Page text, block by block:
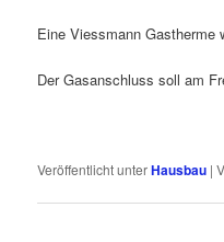
Eine Viessmann Gastherme
Der Gasanschluss soll am
Veröffentlicht unterHausbau |